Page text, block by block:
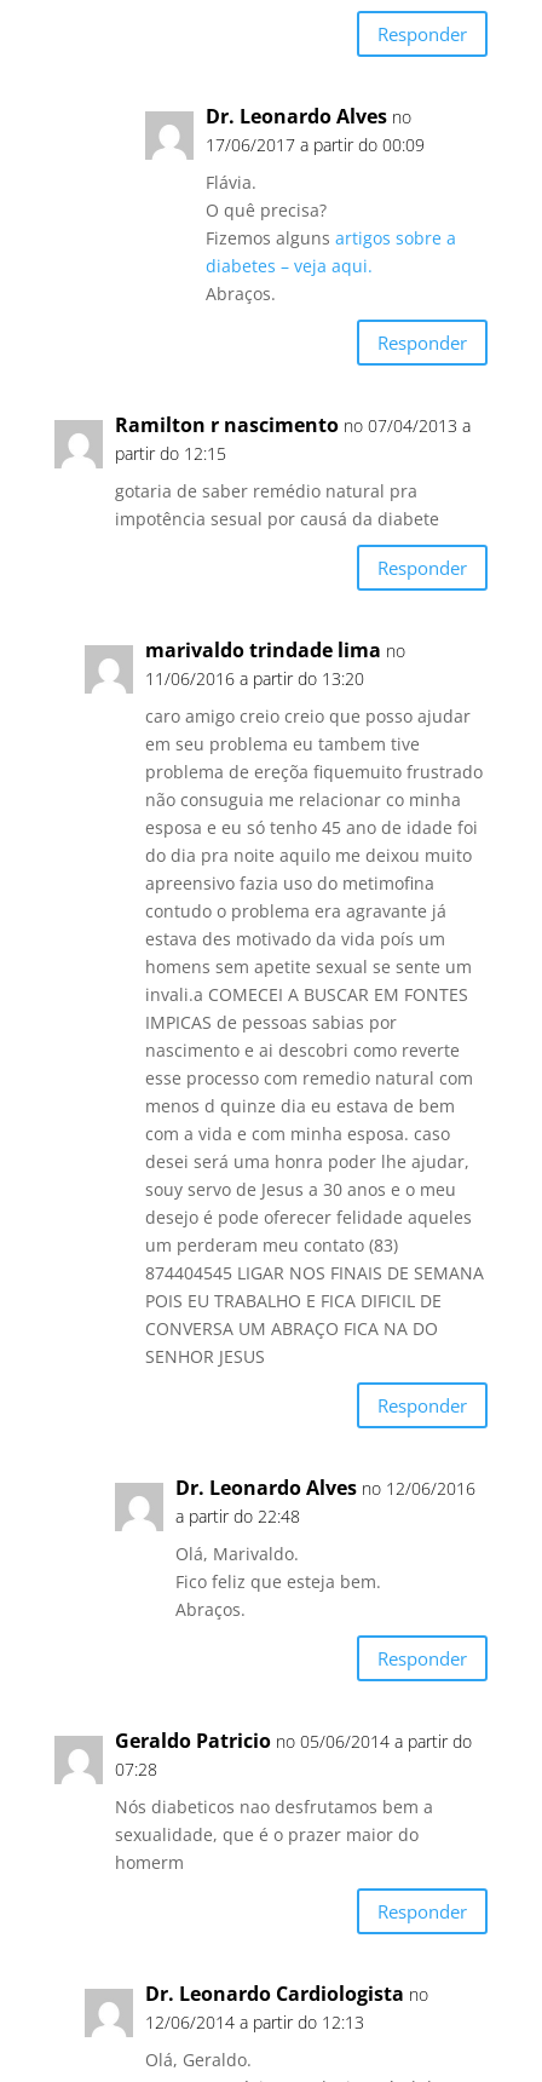
Responder
Dr. Leonardo Alves no
17/06/2017 a partir do 00:09
Flávia.
O quê precisa?
Fizemos alguns artigos sobre a
diabetes – veja aqui.
Abraços.
Responder
Ramilton r nascimento no 07/04/2013 a
partir do 12:15
gotaria de saber remédio natural pra
impotência sesual por causá da diabete
Responder
marivaldo trindade lima no
11/06/2016 a partir do 13:20
caro amigo creio creio que posso ajudar
em seu problema eu tambem tive
problema de ereçõa fiquemuito frustrado
não consuguia me relacionar co minha
esposa e eu só tenho 45 ano de idade foi
do dia pra noite aquilo me deixou muito
apreensivo fazia uso do metimofina
contudo o problema era agravante já
estava des motivado da vida poís um
homens sem apetite sexual se sente um
invali.a COMECEI A BUSCAR EM FONTES
IMPICAS de pessoas sabias por
nascimento e ai descobri como reverte
esse processo com remedio natural com
menos d quinze dia eu estava de bem
com a vida e com minha esposa. caso
desei será uma honra poder lhe ajudar,
souy servo de Jesus a 30 anos e o meu
desejo é pode oferecer felidade aqueles
um perderam meu contato (83)
874404545 LIGAR NOS FINAIS DE SEMANA
POIS EU TRABALHO E FICA DIFICIL DE
CONVERSA UM ABRAÇO FICA NA DO
SENHOR JESUS
Responder
Dr. Leonardo Alves no 12/06/2016
a partir do 22:48
Olá, Marivaldo.
Fico feliz que esteja bem.
Abraços.
Responder
Geraldo Patricio no 05/06/2014 a partir do
07:28
Nós diabeticos nao desfrutamos bem a
sexualidade, que é o prazer maior do
homerm
Responder
Dr. Leonardo Cardiologista no
12/06/2014 a partir do 12:13
Olá, Geraldo.